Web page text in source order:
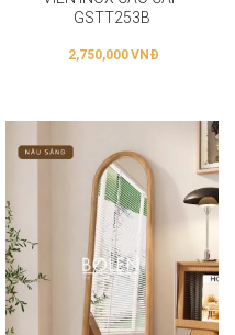
GSTT253B
2,750,000VNĐ